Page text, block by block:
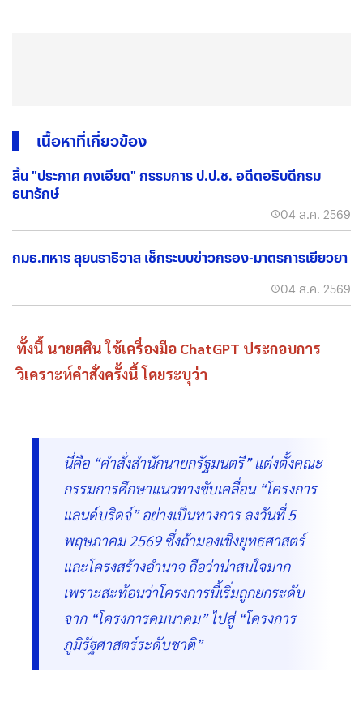
เนื้อหาที่เกี่ยวข้อง
สิ้น "ประภาศ คงเอียด" กรรมการ ป.ป.ช. อดีตอธิบดีกรม
ธนารักษ์
04 ส.ค. 2569
กมธ.ทหาร ลุยนราธิวาส เช็กระบบข่าวกรอง-มาตรการเยียวยา
04 ส.ค. 2569
ทั้งนี้ นายศศิน ใช้เครื่องมือ ChatGPT ประกอบการ
วิเคราะห์คำสั่งครั้งนี้ โดยระบุว่า
นี่คือ “คำสั่งสำนักนายกรัฐมนตรี” แต่งตั้งคณะ
กรรมการศึกษาแนวทางขับเคลื่อน “โครงการ
แลนด์บริดจ์” อย่างเป็นทางการ ลงวันที่ 5
พฤษภาคม 2569 ซึ่งถ้ามองเชิงยุทธศาสตร์
และโครงสร้างอำนาจ ถือว่าน่าสนใจมาก
เพราะสะท้อนว่าโครงการนี้เริ่มถูกยกระดับ
จาก “โครงการคมนาคม” ไปสู่ “โครงการ
ภูมิรัฐศาสตร์ระดับชาติ”